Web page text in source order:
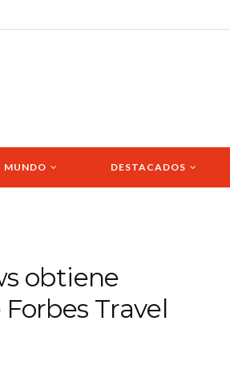
MUNDO DESTACADOS
obtiene
Travel